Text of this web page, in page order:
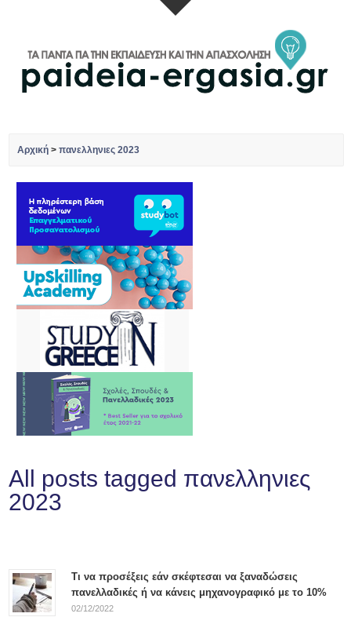
Αρχική >πανελληνιες 2023
All posts tagged πανελληνιες
2023
Τι να προσέξεις εάν σκέφτεσαι να ξαναδώσεις
πανελλαδικές ή να κάνεις μηχανογραφικό με το 10%
02/12/2022